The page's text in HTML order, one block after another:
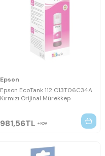
Epson
Epson EcoTank 112 C13T06C34A
Kırmızı Orijinal Mürekkep
981,56TL KDV